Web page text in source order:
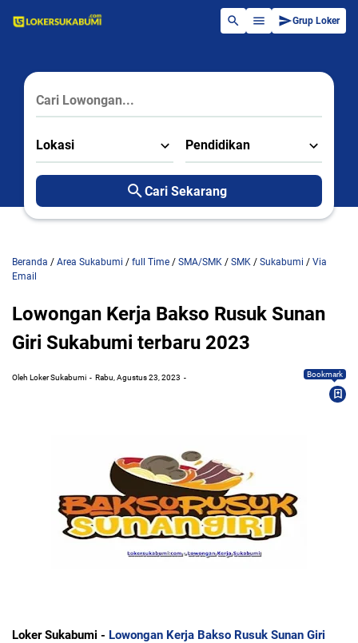
Grup Loker
Lokasi Pendidikan
Cari Sekarang
Beranda / Area Sukabumi / full Time / SMA/SMK / SMK / Sukabumi / Via
Email
Lowongan Kerja Bakso Rusuk Sunan
Giri Sukabumi terbaru 2023
Oleh Loker Sukabumi Rabu, Agustus 23, 2023 Bookmark
Loker Sukabumi - Lowongan Kerja Bakso Rusuk Sunan Giri